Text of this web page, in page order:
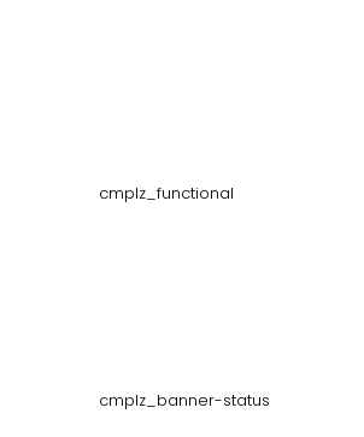
cmplz_functional
cmplz_banner-status